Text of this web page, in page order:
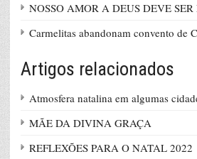
NOSSO AMOR A DEUS DEVE
Carmelitas abandonam convento de
Artigos relacionados
Atmosfera natalina em algumas
MÃE DA DIVINA GRAÇA
REFLEXÕES PARA O NATAL 2022